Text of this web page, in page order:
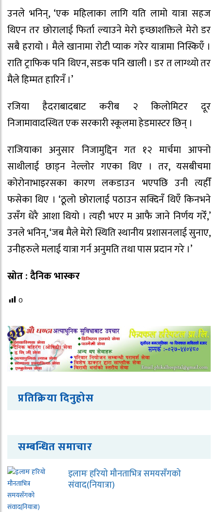
उनले भनिन्, ‘एक महिलाका लागि यति लामो यात्रा सहज
थिएन तर छोरालाई फिर्ता ल्याउने मेरो इच्छाशक्तिले मेरो डर
सबै हरायो । मैले खानामा रोटी प्याक गरेर यात्रामा निस्किएँ ।
राति ट्राफिक पनि थिएन, सडक पनि खाली । डर त लाग्थ्यो तर
मैले हिम्मत हारिनँ ।’
रजिया हैदराबादबाट करीब २ किलोमिटर दूर
निजामावादस्थित एक सरकारी स्कूलमा हेडमास्टर छिन् ।
राजियाका अनुसार निजामुद्दिन गत १२ मार्चमा आफ्नो
साथीलाई छाड्न नेल्लोर गएका थिए । तर, यसबीचमा
कोरोनाभाइरसका कारण लकडाउन भएपछि उनी त्यहीँ
फसेका थिए । ‘ठूलो छोरालाई पठाउन सक्दिनँ थिएँ किनभने
उसँग धेरै आशा थियो । त्यही भएर म आफै जाने निर्णय गरेँ,’
उनले भनिन्, ‘जब मैले मेरो स्थिति स्थानीय प्रशासनलाई सुनाए,
उनीहरुले मलाई यात्रा गर्न अनुमति तथा पास प्रदान गरे ।’
स्रोत : दैनिक भास्कर
0
प्रतिक्रिया दिनुहोस
सम्बन्धित समाचार
इलामः हरियो मौनताभित्र समयसँगको
संवाद(नियात्रा)